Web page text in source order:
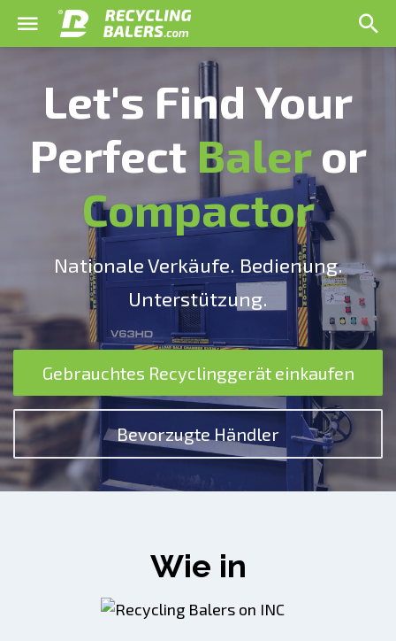
Let's Find Your
Perfect Baleror
Compactor
Nationale Verkäufe. Bedienung.
Unterstützung.
Gebrauchtes Recyclinggerät einkaufen
Bevorzugte Händler
Wie in